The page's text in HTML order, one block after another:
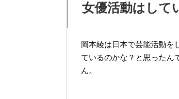
女優活動はして
岡本綾は日本で芸能活動を
ているのかな？と思ったん
ん。